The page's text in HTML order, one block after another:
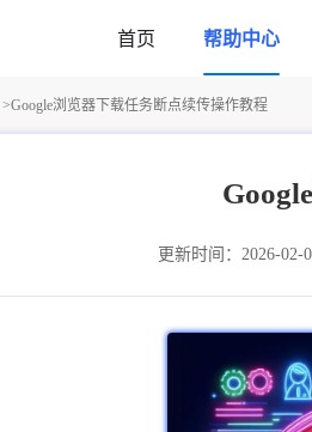
首页 帮助中心
>Google浏览器下载任务断点续传操作教程
更新时间：2026-02-